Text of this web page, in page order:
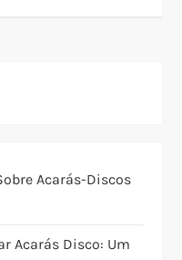
Acarás-Discos
Acarás Disco: Um